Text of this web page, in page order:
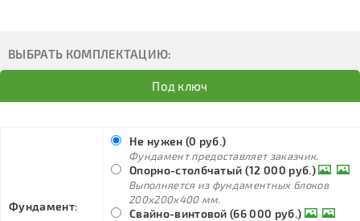
ВЫБРАТЬ КОМПЛЕКТАЦИЮ:
Под ключ
Фундамент:
Не нужен (0 руб.)
Фундамент предоставляет заказчик.
Опорно-столбчатый (12 000 руб.)
Выполняется из фундаментных блоков
200х200х400 мм.
Свайно-винтовой (66 000 руб.)